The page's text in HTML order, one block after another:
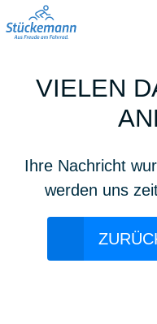
VIELEN
Ihre Nachricht
werden uns